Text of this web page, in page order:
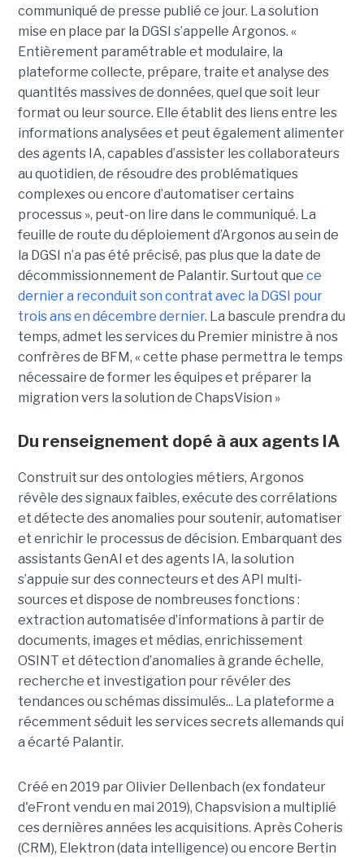
communiqué de presse publié ce jour. La solution
mise en place par la DGSI s’appelle Argonos. «
Entièrement paramétrable et modulaire, la
plateforme collecte, prépare, traite et analyse des
quantités massives de données, quel que soit leur
format ou leur source. Elle établit des liens entre les
informations analysées et peut également alimenter
des agents IA, capables d’assister les collaborateurs
au quotidien, de résoudre des problématiques
complexes ou encore d’automatiser certains
processus », peut-on lire dans le communiqué. La
feuille de route du déploiement d’Argonos au sein de
la DGSI n’a pas été précisé, pas plus que la date de
décommissionnement de Palantir. Surtout que ce
dernier a reconduit son contrat avec la DGSI pour
trois ans en décembre dernier. La bascule prendra du
temps, admet les services du Premier ministre à nos
confrères de BFM, « cette phase permettra le temps
nécessaire de former les équipes et préparer la
migration vers la solution de ChapsVision »
Du renseignement dopé à aux agents IA
Construit sur des ontologies métiers, Argonos
révèle des signaux faibles, exécute des corrélations
et détecte des anomalies pour soutenir, automatiser
et enrichir le processus de décision. Embarquant des
assistants GenAI et des agents IA, la solution
s’appuie sur des connecteurs et des API multi-
sources et dispose de nombreuses fonctions :
extraction automatisée d’informations à partir de
documents, images et médias, enrichissement
OSINT et détection d’anomalies à grande échelle,
recherche et investigation pour révéler des
tendances ou schémas dissimulés... La plateforme a
récemment séduit les services secrets allemands qui
a écarté Palantir.
Créé en 2019 par Olivier Dellenbach (ex fondateur
d'eFront vendu en mai 2019), Chapsvision a multiplié
ces dernières années les acquisitions. Après Coheris
(CRM), Elektron (data intelligence) ou encore Bertin